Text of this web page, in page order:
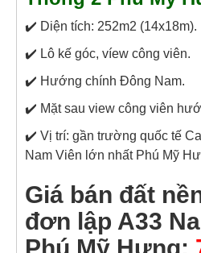
✔️ Diện tích: 252m2 (14x18m).
✔️ Lô kế góc, víew công viên.
✔️ Hướng chính Đông Nam.
✔️ Mặt sau view công viên
✔️ Vị trí: gần trường quốc tế
Nam Viên lớn nhất Phú Mỹ
Giá bán đất
đơn lập A33
Phú Mỹ Hưng: